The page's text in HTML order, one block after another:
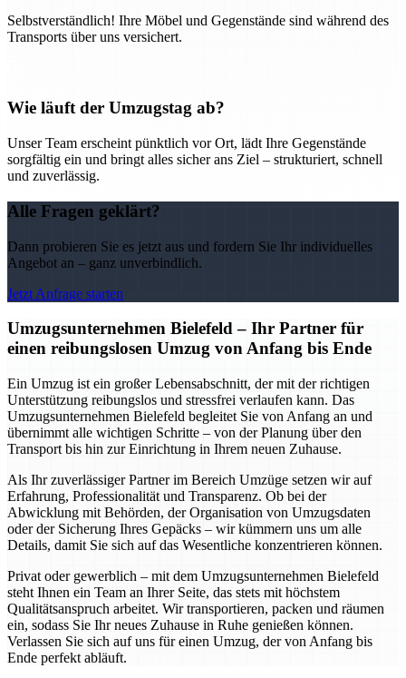
Selbstverständlich! Ihre Möbel und Gegenstände sind während des
Transports über uns versichert.
Wie läuft der Umzugstag ab?
Unser Team erscheint pünktlich vor Ort, lädt Ihre Gegenstände
sorgfältig ein und bringt alles sicher ans Ziel – strukturiert, schnell
und zuverlässig.
Alle Fragen geklärt?
Dann probieren Sie es jetzt aus und fordern Sie Ihr individuelles
Angebot an – ganz unverbindlich.
Jetzt Anfrage starten
Umzugsunternehmen Bielefeld – Ihr Partner für
einen reibungslosen Umzug von Anfang bis Ende
Ein Umzug ist ein großer Lebensabschnitt, der mit der richtigen
Unterstützung reibungslos und stressfrei verlaufen kann. Das
Umzugsunternehmen Bielefeld begleitet Sie von Anfang an und
übernimmt alle wichtigen Schritte – von der Planung über den
Transport bis hin zur Einrichtung in Ihrem neuen Zuhause.
Als Ihr zuverlässiger Partner im Bereich Umzüge setzen wir auf
Erfahrung, Professionalität und Transparenz. Ob bei der
Abwicklung mit Behörden, der Organisation von Umzugsdaten
oder der Sicherung Ihres Gepäcks – wir kümmern uns um alle
Details, damit Sie sich auf das Wesentliche konzentrieren können.
Privat oder gewerblich – mit dem Umzugsunternehmen Bielefeld
steht Ihnen ein Team an Ihrer Seite, das stets mit höchstem
Qualitätsanspruch arbeitet. Wir transportieren, packen und räumen
ein, sodass Sie Ihr neues Zuhause in Ruhe genießen können.
Verlassen Sie sich auf uns für einen Umzug, der von Anfang bis
Ende perfekt abläuft.